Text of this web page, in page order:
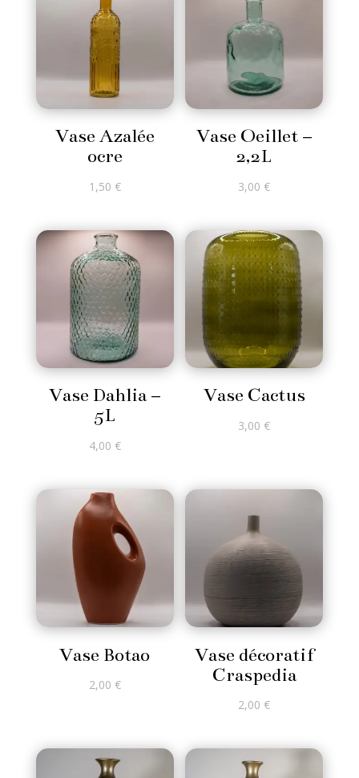
Vase Azalée
ocre
1,50 €
Vase Oeillet –
2,2L
3,00 €
Vase Dahlia –
5L
4,00 €
Vase Cactus
3,00 €
Vase Botao
2,00 €
Vase décoratif
Craspedia
2,00 €